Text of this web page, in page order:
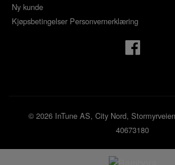
Ny kunde
Kjøpsbetingelser Personvernerklæring
© 2026 InTune AS, City Nord,
40673180